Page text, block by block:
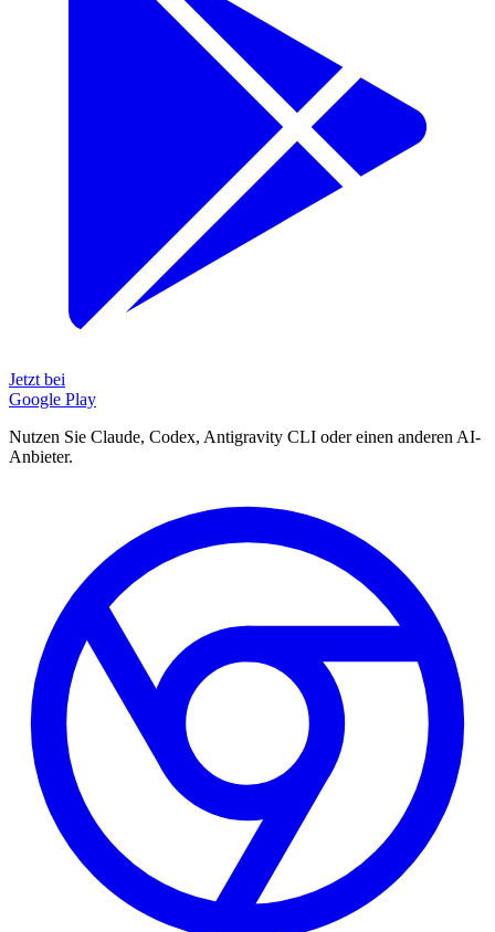
Jetzt bei
Google Play
Nutzen Sie Claude, Codex, Antigravity CLI oder einen anderen AI-
Anbieter.